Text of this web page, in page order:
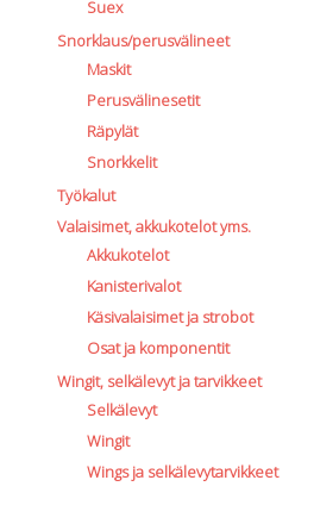
Suex
Snorklaus/perusvälineet
Maskit
Perusvälinesetit
Räpylät
Snorkkelit
Työkalut
Valaisimet, akkukotelot yms.
Akkukotelot
Kanisterivalot
Käsivalaisimet ja strobot
Osat ja komponentit
Wingit, selkälevyt ja tarvikkeet
Selkälevyt
Wingit
Wings ja selkälevytarvikkeet